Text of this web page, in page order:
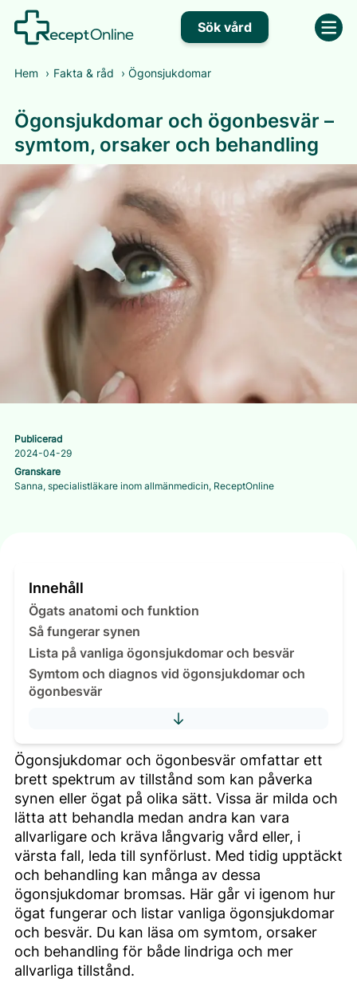
Sök vård
Hem › Fakta & råd › Ögonsjukdomar
Ögonsjukdomar och ögonbesvär –
symtom, orsaker och behandling
Publicerad
2024-04-29
Granskare
Sanna, specialistläkare inom allmänmedicin, ReceptOnline
Innehåll
Ögats anatomi och funktion
Så fungerar synen
Lista på vanliga ögonsjukdomar och besvär
Symtom och diagnos vid ögonsjukdomar och
ögonbesvär
Ögonsjukdomar och ögonbesvär omfattar ett
brett spektrum av tillstånd som kan påverka
synen eller ögat på olika sätt. Vissa är milda och
lätta att behandla medan andra kan vara
allvarligare och kräva långvarig vård eller, i
värsta fall, leda till synförlust. Med tidig upptäckt
och behandling kan många av dessa
ögonsjukdomar bromsas. Här går vi igenom hur
ögat fungerar och listar vanliga ögonsjukdomar
och besvär. Du kan läsa om symtom, orsaker
och behandling för både lindriga och mer
allvarliga tillstånd.